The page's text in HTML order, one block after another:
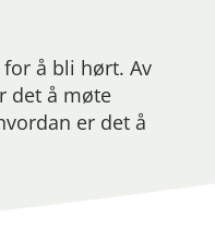
å bli hørt. Av
det å møte
er det å